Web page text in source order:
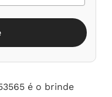
é o brinde